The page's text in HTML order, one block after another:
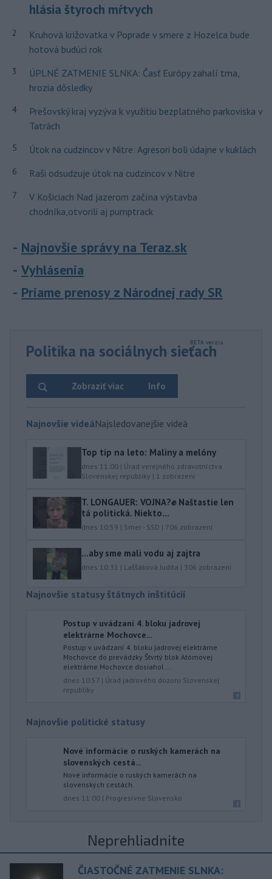
hlásia štyroch mŕtvych
2
Kruhová križovatka v Poprade v smere z Hozelca bude
hotová budúci rok
3
ÚPLNÉ ZATMENIE SLNKA: Časť Európy zahalí tma,
hrozia dôsledky
4
Prešovský kraj vyzýva k využitiu bezplatného parkoviska v
Tatrách
5 Útok na cudzincov v Nitre: Agresori boli údajne v kuklách
6 Raši odsudzuje útok na cudzincov v Nitre
7
V Košiciach Nad jazerom začína výstavba
chodníka,otvorili aj pumptrack
Najnovšie správy na Teraz.sk
Vyhlásenia
Priame prenosy z Národnej rady SR
Politika na sociálnych sieťach
Info
Zobraziť viac
Najnovšie videáNajsledovanejšie videá
Top tip na leto: Maliny a melóny
dnes 11:00 | Úrad verejného zdravotníctva
Slovenskej republiky | 1 zobrazení
T. LONGAUER: VOJNA?✊ Naštastie len
tá politická. Niekto...
dnes 10:59 | Smer - SSD | 706 zobrazení
...aby sme mali vodu aj zajtra
dnes 10:31 | Laššáková Judita | 306 zobrazení
Najnovšie statusy štátnych inštitúcií
Postup v uvádzaní 4. bloku jadrovej
elektrárne Mochovce...
Postup v uvádzaní 4. bloku jadrovej elektrárne
Mochovce do prevádzky Štvrtý blok Atómovej
elektrárne Mochovce dosiahol ...
dnes 10:57 | Úrad jadrového dozoru Slovenskej
republiky
Najnovšie politické statusy
Nové informácie o ruských kamerách na
slovenských cestá...
Nové informácie o ruských kamerách na
slovenských cestách.
dnes 11:00 | Progresívne Slovensko
Neprehliadnite
ČIASTOČNÉ ZATMENIE SLNKA: